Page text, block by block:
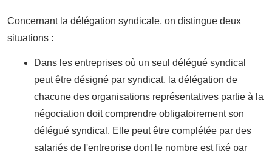
Concernant la délégation syndicale, on distingue deux
situations :
Dans les entreprises où un seul délégué syndical
peut être désigné par syndicat, la délégation de
chacune des organisations représentatives partie à la
négociation doit comprendre obligatoirement son
délégué syndical. Elle peut être complétée par des
salariés de l'entreprise dont le nombre est fixé par